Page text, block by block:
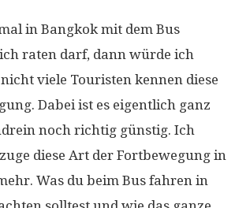
in Bangkok mit dem Bus
raten darf, dann würde ich
viele Touristen kennen diese
Dabei ist es eigentlich ganz
noch richtig günstig. Ich
diese Art der Fortbewegung in
Was du beim Bus fahren in